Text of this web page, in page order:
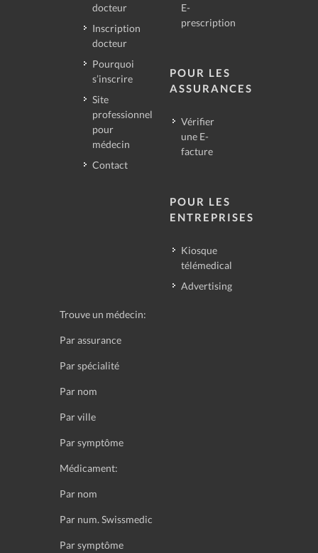
docteur
Inscription
docteur
Pourquoi
s’inscrire
Site
professionnel
pour
médecin
Contact
E-
prescription
POUR LES
ASSURANCES
Vérifier
une E-
facture
POUR LES
ENTREPRISES
Kiosque
télémedical
Advertising
Trouve un médecin:
Par assurance
Par spécialité
Par nom
Par ville
Par symptôme
Médicament:
Par nom
Par num. Swissmedic
Par symptôme